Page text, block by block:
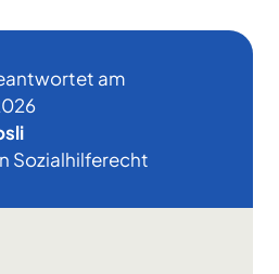
am
Sozialhilferecht